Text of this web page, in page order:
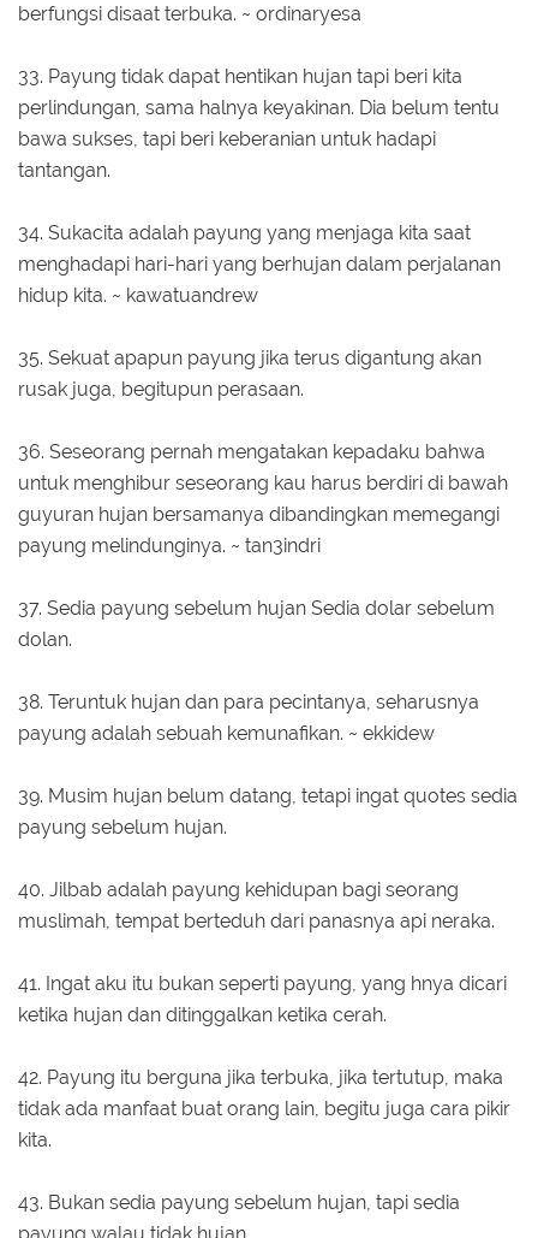
berfungsi disaat terbuka. ~ ordinaryesa
33. Payung tidak dapat hentikan hujan tapi beri kita
perlindungan, sama halnya keyakinan. Dia belum tentu
bawa sukses, tapi beri keberanian untuk hadapi
tantangan.
34. Sukacita adalah payung yang menjaga kita saat
menghadapi hari-hari yang berhujan dalam perjalanan
hidup kita. ~ kawatuandrew
35. Sekuat apapun payung jika terus digantung akan
rusak juga, begitupun perasaan.
36. Seseorang pernah mengatakan kepadaku bahwa
untuk menghibur seseorang kau harus berdiri di bawah
guyuran hujan bersamanya dibandingkan memegangi
payung melindunginya. ~ tan3indri
37. Sedia payung sebelum hujan Sedia dolar sebelum
dolan.
38. Teruntuk hujan dan para pecintanya, seharusnya
payung adalah sebuah kemunafikan. ~ ekkidew
39. Musim hujan belum datang, tetapi ingat quotes sedia
payung sebelum hujan.
40. Jilbab adalah payung kehidupan bagi seorang
muslimah, tempat berteduh dari panasnya api neraka.
41. Ingat aku itu bukan seperti payung, yang hnya dicari
ketika hujan dan ditinggalkan ketika cerah.
42. Payung itu berguna jika terbuka, jika tertutup, maka
tidak ada manfaat buat orang lain, begitu juga cara pikir
kita.
43. Bukan sedia payung sebelum hujan, tapi sedia